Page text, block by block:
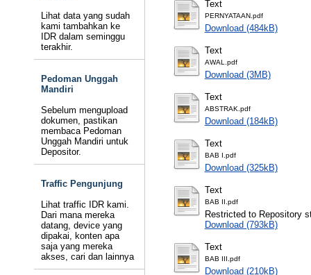
Lihat data yang sudah
kami tambahkan ke
IDR dalam seminggu
terakhir.
Pedoman Unggah
Mandiri
Sebelum mengupload
dokumen, pastikan
membaca Pedoman
Unggah Mandiri untuk
Depositor.
Traffic Pengunjung
Lihat traffic IDR kami.
Dari mana mereka
datang, device yang
dipakai, konten apa
saja yang mereka
akses, cari dan lainnya
Text
PERNYATAAN.pdf
Download (484kB)
Text
AWAL.pdf
Download (3MB)
Text
ABSTRAK.pdf
Download (184kB)
Text
BAB I.pdf
Download (325kB)
Text
BAB II.pdf
Restricted to Repository
Download (793kB)
Text
BAB III.pdf
Download (210kB)